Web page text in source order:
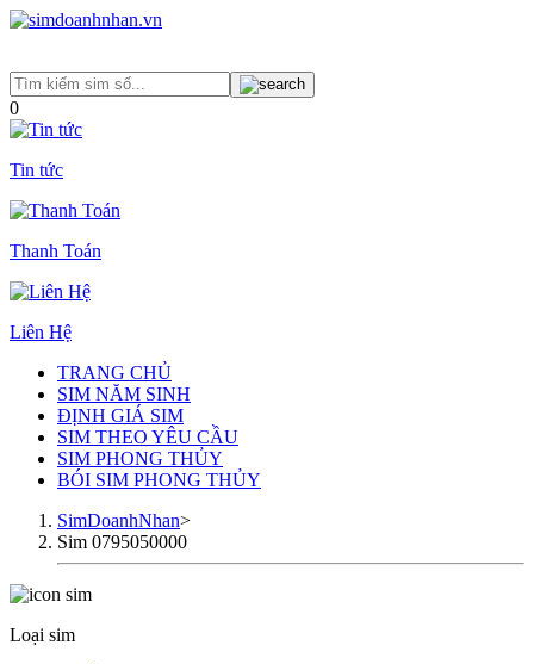
0
Tin tức
Thanh Toán
Liên Hệ
TRANG CHỦ
SIM NĂM SINH
ĐỊNH GIÁ SIM
SIM THEO YÊU CẦU
SIM PHONG THỦY
BÓI SIM PHONG THỦY
SimDoanhNhan>
Sim 0795050000
Loại sim